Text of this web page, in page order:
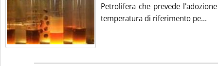
Petrolifera che prevede
temperatura di riferimento pe...